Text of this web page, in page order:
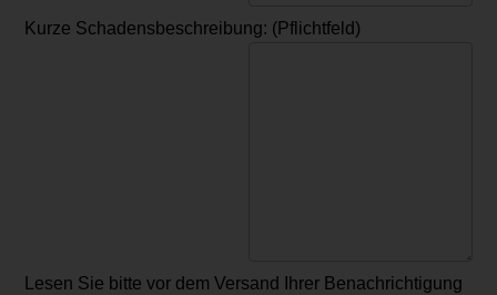
Kurze Schadensbeschreibung: (Pflichtfeld)
Lesen Sie bitte vor dem Versand Ihrer Benachrichtigung